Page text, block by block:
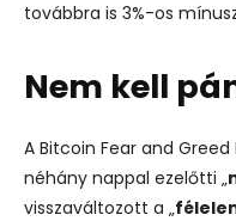
továbbra is 3%-os
Nem kell
A Bitcoin Fear and Greed
néhány nappal ezelőtti „
visszaváltozott a „